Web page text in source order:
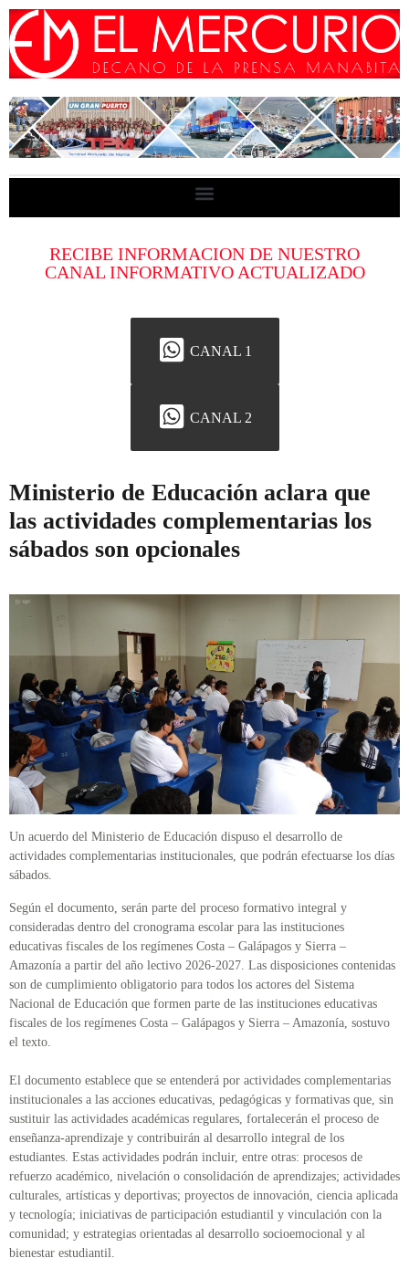
RECIBE INFORMACION DE NUESTRO
CANAL INFORMATIVO ACTUALIZADO
CANAL 1
CANAL 2
Ministerio de Educación aclara que
las actividades complementarias los
sábados son opcionales
Un acuerdo del Ministerio de Educación dispuso el desarrollo de
actividades complementarias institucionales, que podrán efectuarse los días
sábados.
Según el documento, serán parte del proceso formativo integral y
consideradas dentro del cronograma escolar para las instituciones
educativas fiscales de los regímenes Costa – Galápagos y Sierra –
Amazonía a partir del año lectivo 2026-2027. Las disposiciones contenidas
son de cumplimiento obligatorio para todos los actores del Sistema
Nacional de Educación que formen parte de las instituciones educativas
fiscales de los regímenes Costa – Galápagos y Sierra – Amazonía, sostuvo
el texto.
El documento establece que se entenderá por actividades complementarias
institucionales a las acciones educativas, pedagógicas y formativas que, sin
sustituir las actividades académicas regulares, fortalecerán el proceso de
enseñanza-aprendizaje y contribuirán al desarrollo integral de los
estudiantes. Estas actividades podrán incluir, entre otras: procesos de
refuerzo académico, nivelación o consolidación de aprendizajes; actividades
culturales, artísticas y deportivas; proyectos de innovación, ciencia aplicada
y tecnología; iniciativas de participación estudiantil y vinculación con la
comunidad; y estrategias orientadas al desarrollo socioemocional y al
bienestar estudiantil.